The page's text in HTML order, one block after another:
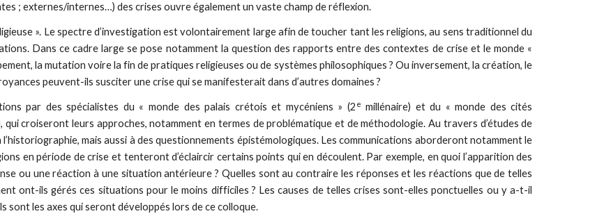
; externes/internes…) des crises ouvre également un vaste champ de réflexion.
». Le spectre d’investigation est volontairement large afin de toucher tant les religions, au sens traditionnel du
Dans ce cadre large se pose notamment la question des rapports entre des contextes de crise et le monde «
la mutation voire la fin de pratiques religieuses ou de systèmes philosophiques ? Ou inversement, la création, le
peuvent-ils susciter une crise qui se manifesterait dans d’autres domaines ?
par des spécialistes du « monde des palais crétois et mycéniens » (2 e millénaire) et du « monde des cités
qui croiseront leurs approches, notamment en termes de problématique et de méthodologie. Au travers d’études de
mais aussi à des questionnements épistémologiques. Les communications aborderont notamment le
en période de crise et tenteront d’éclaircir certains points qui en découlent. Par exemple, en quoi l’apparition des
ou une réaction à une situation antérieure ? Quelles sont au contraire les réponses et les réactions que de telles
ont-ils gérés ces situations pour le moins difficiles ? Les causes de telles crises sont-elles ponctuelles ou y a-t-il
sont les axes qui seront développés lors de ce colloque.